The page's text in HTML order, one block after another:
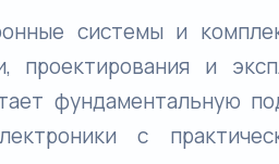
системы и
проектирования и
фундаментальную
с